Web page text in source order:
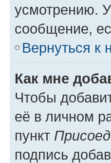
усмотрению.
сообщение,
Вернуться к
Как мне
Чтобы
её в личном
пункт
подпись